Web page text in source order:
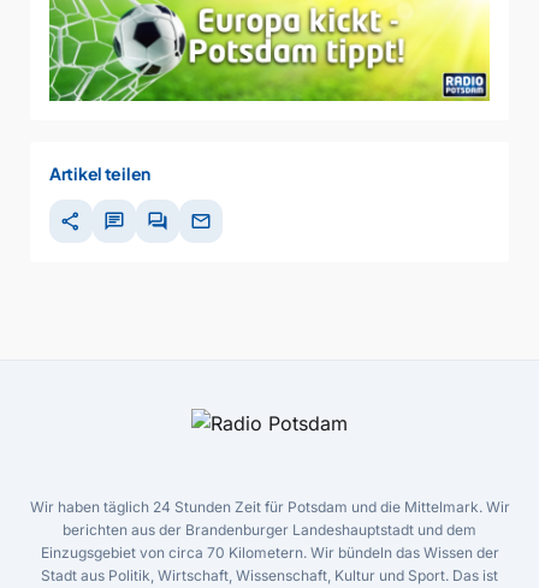
Artikel teilen
share chat forum mail
Wir haben täglich 24 Stunden Zeit für Potsdam und die Mittelmark. Wir
berichten aus der Brandenburger Landeshauptstadt und dem
Einzugsgebiet von circa 70 Kilometern. Wir bündeln das Wissen der
Stadt aus Politik, Wirtschaft, Wissenschaft, Kultur und Sport. Das ist